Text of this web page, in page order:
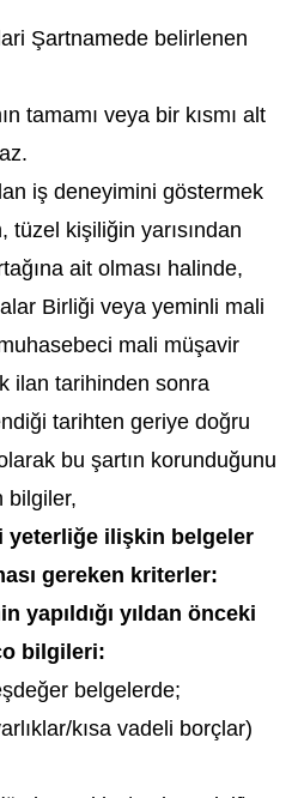
Şartnamede belirlenen
tamamı veya bir kısmı alt
iş deneyimini göstermek
kişiliğin yarısından
ait olması halinde,
Birliği veya yeminli mali
mali müşavir
ilan tarihinden sonra
tarihten geriye doğru
bu şartın korunduğunu
bilgiler,
yeterliğe ilişkin belgeler
gereken kriterler:
yapıldığı yıldan önceki
bilgileri:
belgelerde;
kısa vadeli borçlar)